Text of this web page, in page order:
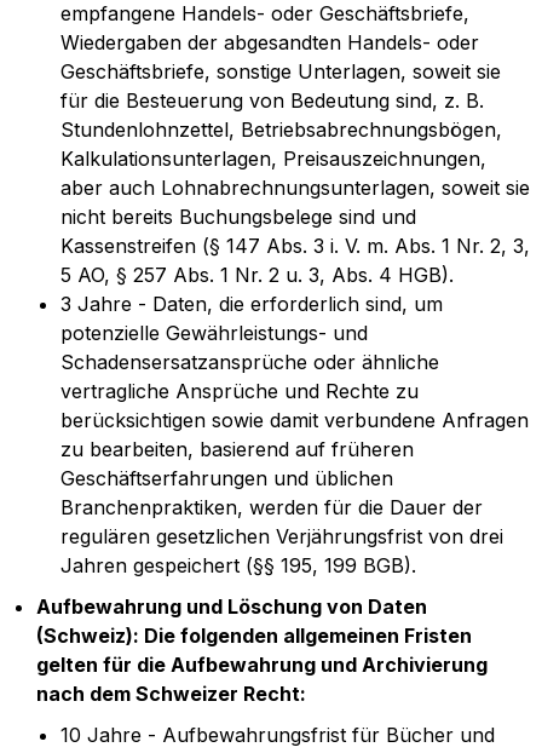
empfangene Handels- oder Geschäftsbriefe,
Wiedergaben der abgesandten Handels- oder
Geschäftsbriefe, sonstige Unterlagen, soweit sie
für die Besteuerung von Bedeutung sind, z. B.
Stundenlohnzettel, Betriebsabrechnungsbögen,
Kalkulationsunterlagen, Preisauszeichnungen,
aber auch Lohnabrechnungsunterlagen, soweit sie
nicht bereits Buchungsbelege sind und
Kassenstreifen (§ 147 Abs. 3 i. V. m. Abs. 1 Nr. 2, 3,
5 AO, § 257 Abs. 1 Nr. 2 u. 3, Abs. 4 HGB).
3 Jahre - Daten, die erforderlich sind, um
potenzielle Gewährleistungs- und
Schadensersatzansprüche oder ähnliche
vertragliche Ansprüche und Rechte zu
berücksichtigen sowie damit verbundene Anfragen
zu bearbeiten, basierend auf früheren
Geschäftserfahrungen und üblichen
Branchenpraktiken, werden für die Dauer der
regulären gesetzlichen Verjährungsfrist von drei
Jahren gespeichert (§§ 195, 199 BGB).
Aufbewahrung und Löschung von Daten
(Schweiz): Die folgenden allgemeinen Fristen
gelten für die Aufbewahrung und Archivierung
nach dem Schweizer Recht:
10 Jahre - Aufbewahrungsfrist für Bücher und